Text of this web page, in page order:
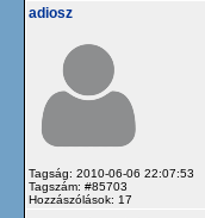
adiosz
Tagság: 2010-06-06 22:07:53
Tagszám: #85703
Hozzászólások: 17